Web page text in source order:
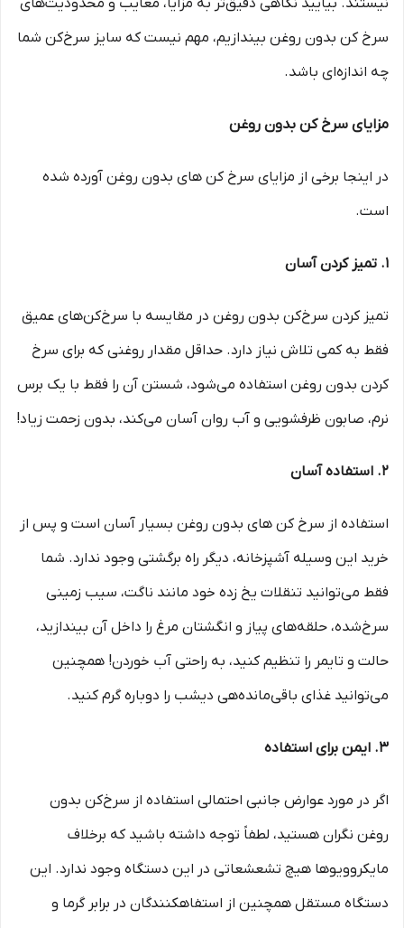
نیستند. بیایید نگاهی دقیق‌تر به مزایا، معایب و محدودیت‌های
سرخ کن بدون روغن بیندازیم، مهم نیست که سایز سرخ‌کن شما
چه اندازه‌ای باشد.
مزایای سرخ کن بدون روغن
در اینجا برخی از مزایای سرخ کن های بدون روغن آورده شده
است.
1. تمیز کردن آسان
تمیز کردن سرخ‌کن بدون روغن در مقایسه با سرخ‌کن‌های عمیق
فقط به کمی تلاش نیاز دارد. حداقل مقدار روغنی که برای سرخ
کردن بدون روغن استفاده می‌شود، شستن آن را فقط با یک برس
نرم، صابون ظرفشویی و آب روان آسان می‌کند، بدون زحمت زیاد!
2. استفاده آسان
استفاده از سرخ کن های بدون روغن بسیار آسان است و پس از
خرید این وسیله آشپزخانه، دیگر راه برگشتی وجود ندارد. شما
فقط می‌توانید تنقلات یخ زده خود مانند ناگت، سیب زمینی
سرخ‌شده، حلقه‌های پیاز و انگشتان مرغ را داخل آن بیندازید،
حالت و تایمر را تنظیم کنید، به راحتی آب خوردن! همچنین
می‌توانید غذای باقی‌مانده‌ه­ی دیشب را دوباره گرم کنید.
3. ایمن برای استفاده
اگر در مورد عوارض جانبی احتمالی استفاده از سرخ‌کن بدون
روغن نگران هستید، لطفاً توجه داشته باشید که برخلاف
مایکروویوها هیچ تشعشعاتی در این دستگاه وجود ندارد. این
دستگاه مستقل همچنین از استفاه­کنندگان در برابر گرما و